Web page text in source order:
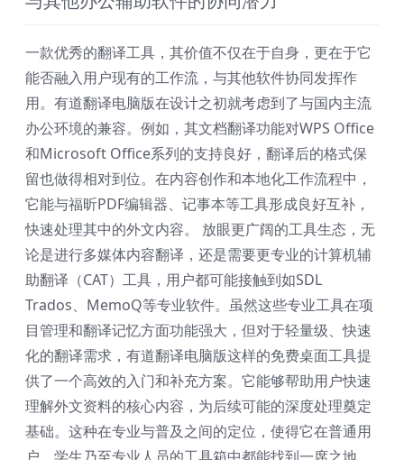
一款优秀的翻译工具，其价值不仅在于自身，更在于它
能否融入用户现有的工作流，与其他软件协同发挥作
用。有道翻译电脑版在设计之初就考虑到了与国内主流
办公环境的兼容。例如，其文档翻译功能对WPS Office
和Microsoft Office系列的支持良好，翻译后的格式保
留也做得相对到位。在内容创作和本地化工作流程中，
它能与福昕PDF编辑器、记事本等工具形成良好互补，
快速处理其中的外文内容。 放眼更广阔的工具生态，无
论是进行多媒体内容翻译，还是需要更专业的计算机辅
助翻译（CAT）工具，用户都可能接触到如SDL
Trados、MemoQ等专业软件。虽然这些专业工具在项
目管理和翻译记忆方面功能强大，但对于轻量级、快速
化的翻译需求，有道翻译电脑版这样的免费桌面工具提
供了一个高效的入门和补充方案。它能够帮助用户快速
理解外文资料的核心内容，为后续可能的深度处理奠定
基础。这种在专业与普及之间的定位，使得它在普通用